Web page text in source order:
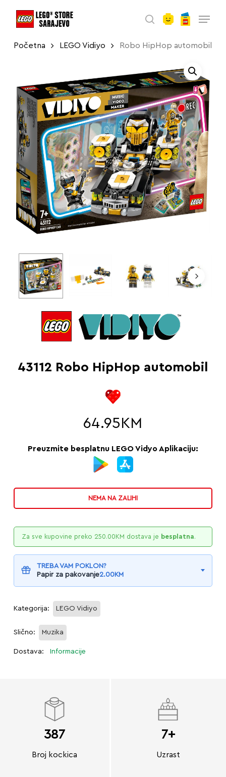
search
Početna LEGO Vidiyo Robo HipHop automobil
43112 Robo HipHop automobil
64.95 KM
Preuzmite besplatnu LEGO Vidyo Aplikaciju:
NEMA NA ZALIHI
Za sve kupovine preko 250.00KM dostava je besplatna.
TREBA VAM POKLON?
Papir za pakovanje2.00KM
Kategorija: LEGO Vidiyo
Slično: Muzika
Dostava: Informacije
387
Broj kockica
7+
Uzrast